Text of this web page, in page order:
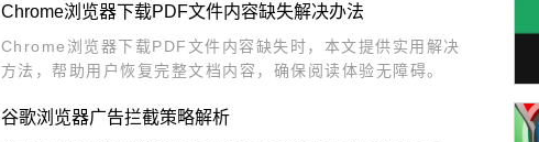
Chrome浏览器下载PDF文件内容缺失解决办法
Chrome浏览器下载PDF文件内容缺失时，本文提供实用解决
方法，帮助用户恢复完整文档内容，确保阅读体验无障碍。
谷歌浏览器广告拦截策略解析